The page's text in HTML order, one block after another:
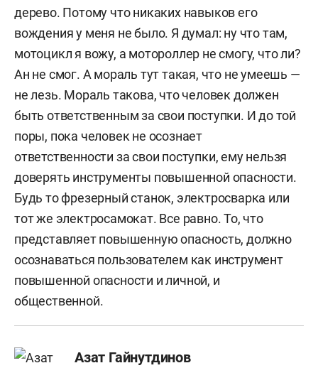
дерево. Потому что никаких навыков его
вождения у меня не было. Я думал: ну что там,
мотоцикл я вожу, а мотороллер не смогу, что ли?
Ан не смог. А мораль тут такая, что не умеешь —
не лезь. Мораль такова, что человек должен
быть ответственным за свои поступки. И до той
поры, пока человек не осознает
ответственности за свои поступки, ему нельзя
доверять инструменты повышенной опасности.
Будь то фрезерный станок, электросварка или
тот же электросамокат. Все равно. То, что
представляет повышенную опасность, должно
осознаваться пользователем как инструмент
повышенной опасности и личной, и
общественной.
Азат Гайнутдинов